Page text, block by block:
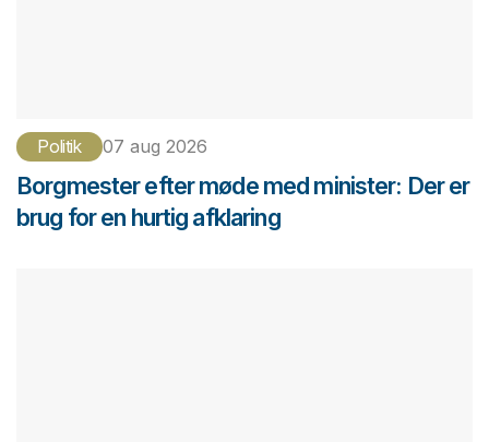
Politik 07 aug 2026
Borgmester efter møde med minister: Der er
brug for en hurtig afklaring